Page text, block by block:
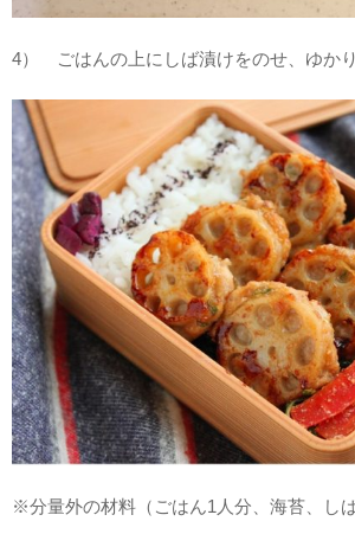
4） ごはんの上にしば漬けをのせ、ゆかり
※分量外の材料（ごはん1人分、海苔、し